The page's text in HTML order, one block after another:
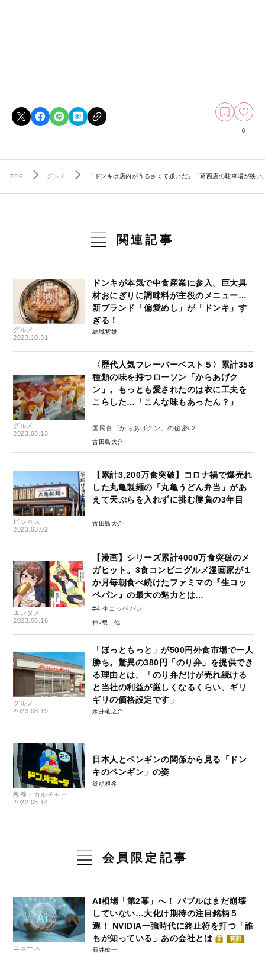
6
TOP グルメ 「ドンキは店内がうるさくて嫌いだ」「葛西店の駐車場が狭
関連記事
グルメ
2023.10.31
ドンキが本気で中食産業に参入。巨大具
材おにぎりに調味料が主役のメニュー…
新ブランド「偏愛めし」が「ドンキ」す
ぎる！
結城紫雄
グルメ
2023.08.13
〈歴代人気フレーバーベスト５〉累計358
種類の味を持つローソン「からあげク
ン」。もっとも愛されたのは衣に工夫を
こらした…「こんな味もあったん？」
国民食「からあげクン」の秘密#2
古田島大介
ビジネス
2023.03.02
【累計3,200万食突破】コロナ禍で爆売れ
した丸亀製麺の「丸亀うどん弁当」があ
えて天ぷらを入れずに挑む勝負の3年目
古田島大介
エンタメ
2023.06.16
【漫画】シリーズ累計4000万食突破のメ
ガヒット。3食コンビニグルメ漫画家が１
か月毎朝食べ続けたファミマの『生コッ
ペパン』の最大の魅力とは…
#4 生コッペパン
神ﾉ裂
グルメ
2023.08.19
「ほっともっと」が500円外食市場で一人
勝ち。驚異の380円「のり弁」を提供でき
る理由とは。「のり弁だけが売れ続ける
と当社の利益が厳しくなるくらい、ギリ
ギリの価格設定です」
永井竜之介
教養・カルチャー
2022.05.14
日本人とペンギンの関係から見る「ドン
キのペンギン」の姿
谷頭和希
会員限定記事
ニュース
AI相場「第2幕」へ！ バブルはまだ崩壊
していない…大化け期待の注目銘柄５
選！ NVIDIA一強時代に終止符を打つ「誰
もが知っている」あの会社とは
有料
石井僚一